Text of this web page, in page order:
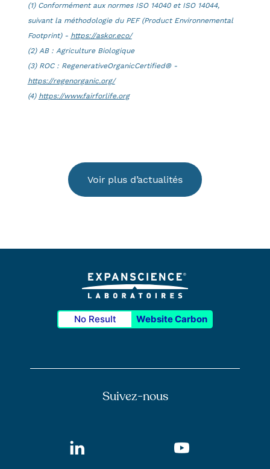
(1) Conformément aux normes ISO 14040 et ISO 14044,
suivant la méthodologie du PEF (Product Environnemental
Footprint) - https://askor.eco/
(2) AB : Agriculture Biologique
(3) ROC : RegenerativeOrganicCertified® -
https://regenorganic.org/
(4) https://www.fairforlife.org
Voir plus d’actualités
No Result Website Carbon
Suivez-nous